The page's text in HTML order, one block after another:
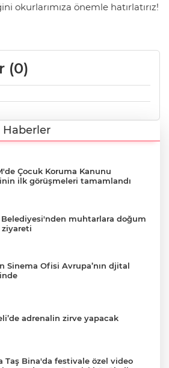
okurlarımıza önemle hatırlatırız!
(0)
Haberler
Çocuk Koruma Kanunu
ilk görüşmeleri tamamlandı
muhtarlara doğum
Sinema Ofisi Avrupa’nın djital
adrenalin zirve yapacak
Taş Bina'da festivale özel video